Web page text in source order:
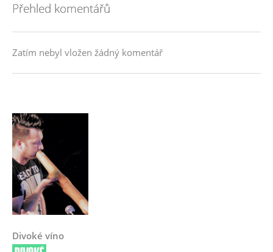
Přehled komentářů
Zatím nebyl vložen žádný komentář
Divoké víno